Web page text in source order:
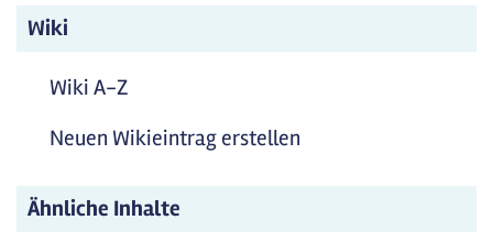
Wiki
Wiki A-Z
Neuen Wikieintrag erstellen
Ähnliche Inhalte